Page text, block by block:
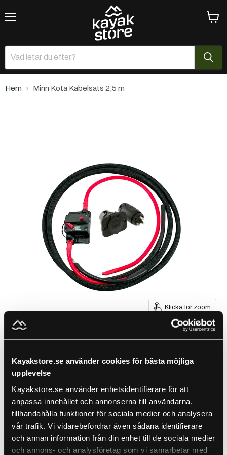
Kayakstore.se använder cookies för bästa möjliga
upplevelse
Kayakstore.se använder enhetsidentifierare för att
anpassa innehållet och annonserna till användarna,
tillhandahålla funktioner för sociala medier och analysera
vår trafik. Vi vidarebefordrar även sådana identifierare
och annan information från din enhet till de sociala medier
och annons- och analysföretag som vi samarbetar med
Hem Minn Kota Kabelsats 2,5 m
Klicka för zoom
Minn Kota Kabelsats 2,5 m
byMinn Kota
SKU MK250-1
Sale Ursprungspris
2,670 kr Nuvarande pris
2,299 kr